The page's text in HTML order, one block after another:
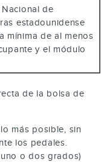
de
estadounidense
mínima de al menos
y el módulo
de la bolsa de
más posible, sin
los pedales.
o dos grados)